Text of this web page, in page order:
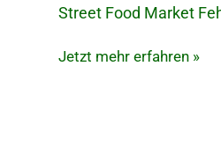
Street Food Market
Street
Market
Jetzt mehr erfahren »